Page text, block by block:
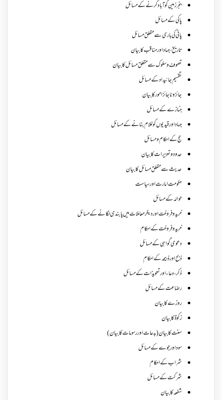
بنجر زمین کو آباد کرنے کے مسائل
پاکی کے مسائل
پانی کی باری سے متعلق مسائل
تاریخ،جہاد اور مناقب کا بیان
تصوف و سلوک سے متعلق مسائل کا بیان
تقسیم جائیداد کے مسائل
جائز و ناجائزامور کا بیان
جنازے کےمسائل
جہاد اور قیدیوں کو غلام بنانے کے مسائل
حج کے احکام ومسائل
حدود و تعزیرات کا بیان
حدیث سے متعلق مسائل کا بیان
حکومت امارت اور سیاست
حوالہ کے مسائل
خرید و فروخت اور دیگر معاملات میں پابندی لگانے کے مسائل
خرید و فروخت کے احکام
دعوی گواہی کے مسائل
ذبح اور ذبیحہ کے احکام
ذکر،دعاء اور تعویذات کے مسائل
رضاعت کے مسائل
روزے کا بیان
زکوة کابیان
سنت کا بیان (بدعات اور رسومات کا بیان)
سود اور جوے کے مسائل
شراب کے احکام
شرکت کے مسائل
شفعہ کا بیان